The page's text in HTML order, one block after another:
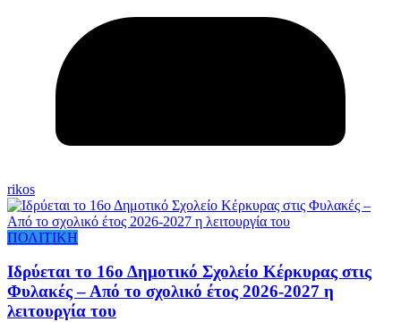
rikos
ΠΟΛΙΤΙΚΗ
Ιδρύεται το 16ο Δημοτικό Σχολείο Κέρκυρας στις
Φυλακές – Από το σχολικό έτος 2026-2027 η
λειτουργία του